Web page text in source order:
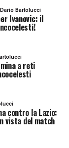
Dario Bartolucci
Ivanovic: il
a reti
contro la Lazio:
vista del match